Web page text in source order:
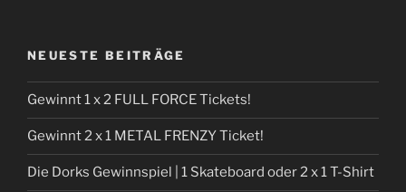
NEUESTE BEITRÄGE
Gewinnt 1 x 2 FULL FORCE Tickets!
Gewinnt 2 x 1 METAL FRENZY Ticket!
Die Dorks Gewinnspiel | 1 Skateboard oder 2 x 1 T-Shirt